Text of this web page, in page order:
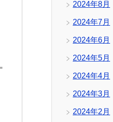
2024年8月
2024年7月
2024年6月
2024年5月
2024年4月
2024年3月
2024年2月